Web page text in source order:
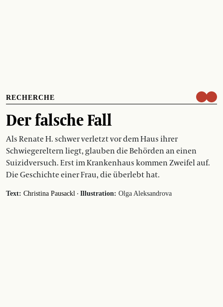
RECHERCHE
Der falsche Fall
Als Renate H. schwer verletzt vor dem Haus ihrer
Schwiegereltern liegt, glauben die Behörden an einen
Suizidversuch. Erst im Krankenhaus kommen Zweifel auf.
Die Geschichte einer Frau, die überlebt hat.
Text: Christina Pausackl · Illustration: Olga Aleksandrova